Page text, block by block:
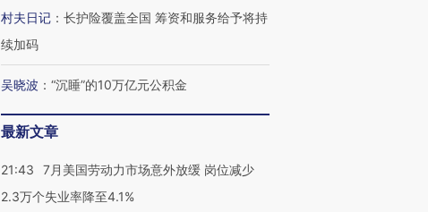
村夫日记 ： 长护险覆盖全国 筹资和服务给予将持
续加码
吴晓波 ： “沉睡”的10万亿元公积金
最新文章
21:43
7月美国劳动力市场意外放缓 岗位减少
2.3万个失业率降至4.1%